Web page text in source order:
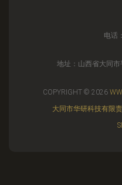
电话
地址：山西省大同
COPYRIGHT © 2026
大同市华研科技有限